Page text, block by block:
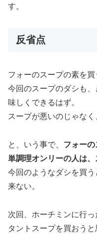
す。
反省点
フォーのスープの素を買
今回のスープのダシも
味しくできるはず。
スープが悪いのじゃなく
と、いう事で、 フォー
単調理オンリーの人は
今回のようなダシを買
来ない。
次回、ホーチミンに行
タントスープを買おうと